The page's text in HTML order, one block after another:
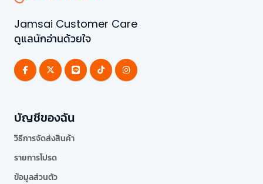
Jamsai Customer Care
ดูแลนักอ่านด้วยใจ
บัญชีของฉัน
วิธีการจัดส่งสินค้า
รายการโปรด
ข้อมูลส่วนตัว